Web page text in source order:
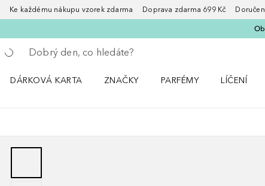
Ke každému nákupu vzorek zdarma Doprava zdarma 699 Kč
Vraťte se
Proveďte vyhledávání
DÁRKOVÁ KARTA
ZNAČKY
PARFÉMY
LÍČENÍ